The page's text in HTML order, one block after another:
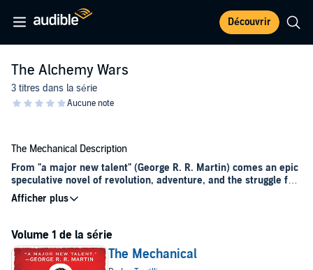
Découvrir
The Alchemy Wars
3 titres dans la série
The Mechanical Description
From "a major new talent" (George R. R. Martin) comes an epic
speculative novel of revolution, adventure, and the struggle for
free will set in a world that might have been, of mechanical
men and alchemical dreams.
That is the name granted to me by my human masters.
I am a slave. The Mechanical